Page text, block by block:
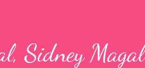
Sidney Magal